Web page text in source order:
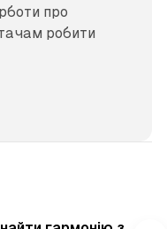
про
робити